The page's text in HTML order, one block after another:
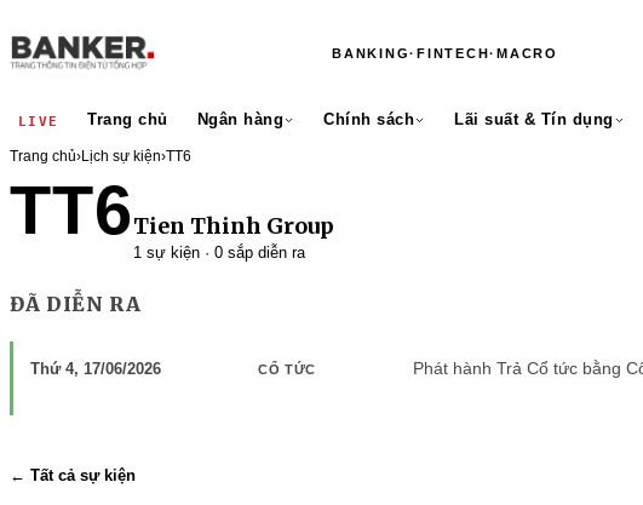
BANKING·FINTECH·MACRO
LIVE Trang chủ Ngân hàng Chính sách Lãi suất & Tín dụng
Trang chủ›Lịch sự kiện›TT6
TT6Tien Thinh Group
1 sự kiện · 0 sắp diễn ra
ĐÃ DIỄN RA
Thứ 4, 17/06/2026 CỔ TỨC Phát hành Trả Cổ tức bằng
← Tất cả sự kiện